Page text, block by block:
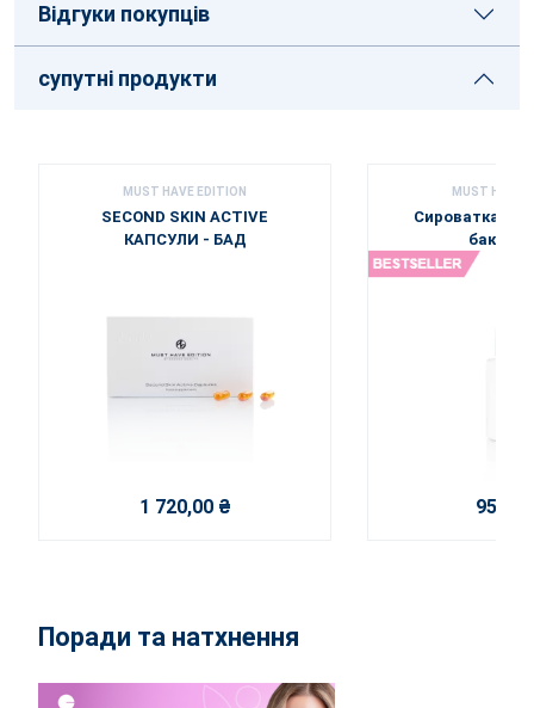
Відгуки покупців
супутні продукти
MUST HAVE EDITION
SECOND SKIN ACTIVE
КАПСУЛИ - БАД
1 720,00 ₴
MUST HAVE
Сироватка
Поради та натхнення